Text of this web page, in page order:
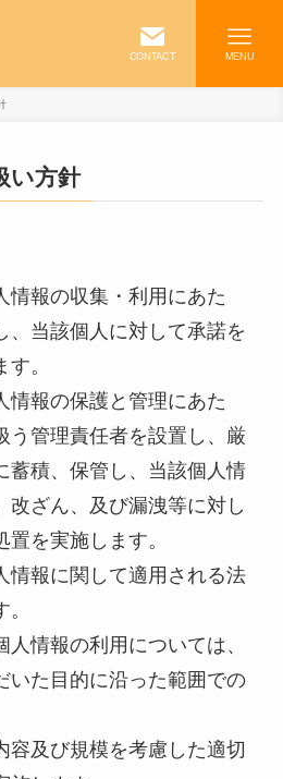
CONTACT MENU
い方針
情報の収集・利用にあた
、当該個人に対して承諾を
。
情報の保護と管理にあた
う管理責任者を設置し、厳
蓄積、保管し、当該個人情
改ざん、及び漏洩等に対し
を実施します。
情報に関して適用される法
情報の利用については、
いた目的に沿った範囲での
容及び規模を考慮した適切